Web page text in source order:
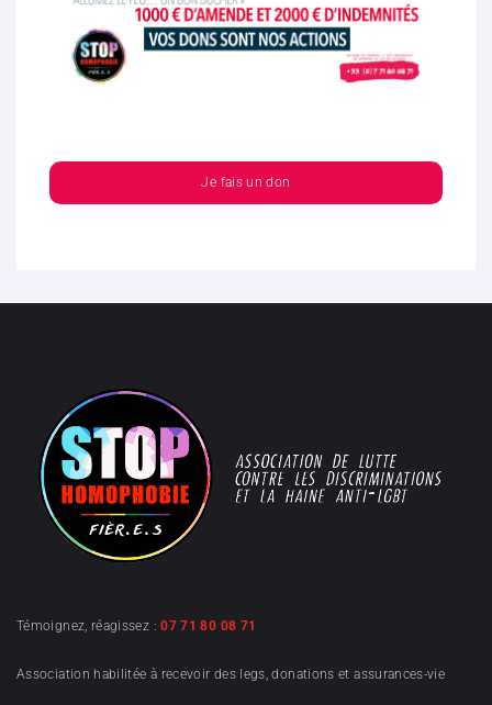
Je fais un don
Témoignez, réagissez :07 71 80 08 71
Association habilitée à recevoir des legs, donations et assurances-vie